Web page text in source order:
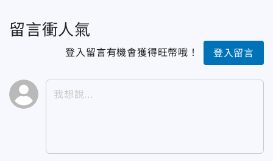
留言衝人氣
登入留言有機會獲得旺幣哦！ 登入留言